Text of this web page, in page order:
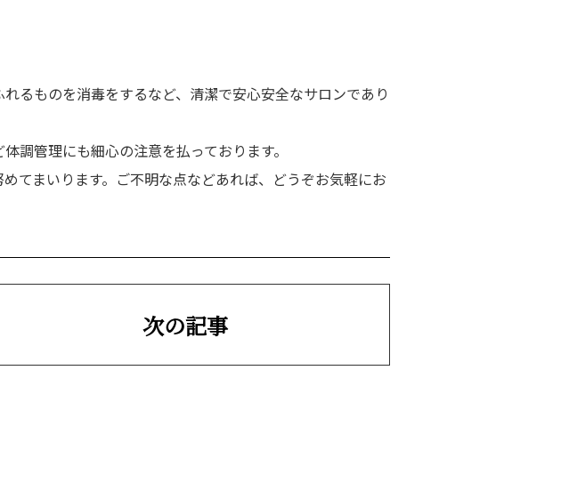
るものを消毒をするなど、清潔で安心安全なサロンであり
調管理にも細心の注意を払っております。
てまいります。ご不明な点などあれば、どうぞお気軽にお
次の記事